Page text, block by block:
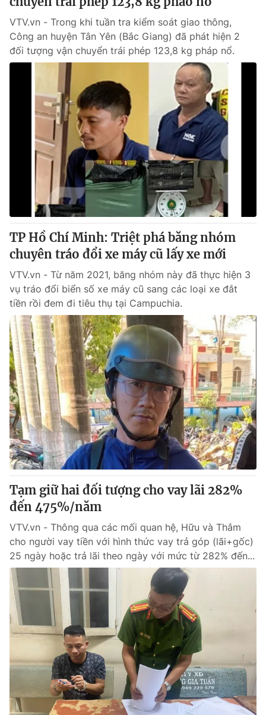
Ðiện thoại Thời báo VTV:
024.66 897 897
Email: toasoan@vtv.vn
Liên hệ quảng cáo:024-7300.7108
® Cấm sao chép dưới mọi hình thức nếu không có sự chấp
thuận bằng văn bản. Ghi rõ nguồn VTV.vn khi phát hành lại
thông tin từ website này.
VTV.vn - Trong khi tuần tra kiểm soát giao thông,
Công an huyện Tân Yên (Bắc Giang) đã phát hiện 2
đối tượng vận chuyển trái phép 123,8 kg pháp nổ.
TP Hồ Chí Minh: Triệt phá băng nhóm
chuyên tráo đổi xe máy cũ lấy xe mới
VTV.vn - Từ năm 2021, băng nhóm này đã thực hiện 3
vụ tráo đổi biển số xe máy cũ sang các loại xe đắt
tiền rồi đem đi tiêu thụ tại Campuchia.
Tạm giữ hai đối tượng cho vay lãi 282%
đến 475%/năm
VTV.vn - Thông qua các mối quan hệ, Hữu và Thắm
cho người vay tiền với hình thức vay trả góp (lãi+gốc)
25 ngày hoặc trả lãi theo ngày với mức từ 282% đến...